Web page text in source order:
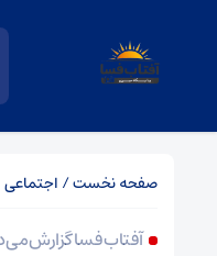
صفحه نخست/ اجتماعی
آفتاب فسا گزارش می